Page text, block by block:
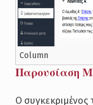
Column
Παρουσίαση
Ο συγκεκριμένος